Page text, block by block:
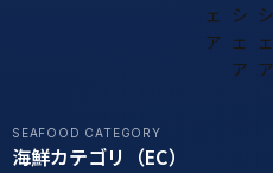
SEAFOOD CATEGORY
海鮮カテゴリ（EC）